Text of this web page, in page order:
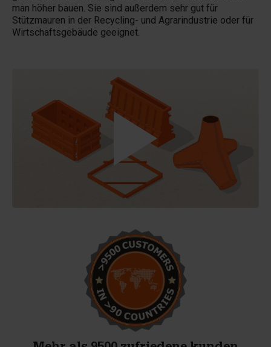
man höher bauen. Sie sind außerdem sehr gut für
Stützmauren in der Recycling- und Agrarindustrie oder für
Wirtschaftsgebäude geeignet.